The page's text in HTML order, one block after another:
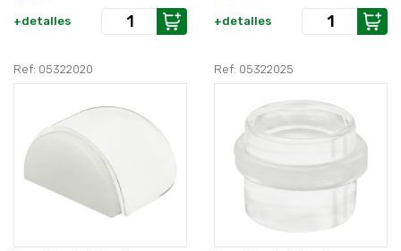
+detalles +detalles
Ref: 05322020 Ref: 05322025